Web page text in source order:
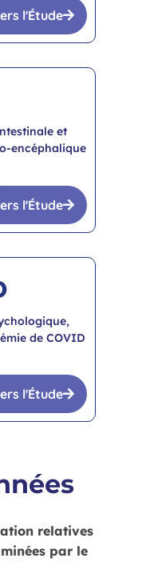
l'Étude
et
encéphalique
l'Étude
de COVID
l'Étude
relatives
par le